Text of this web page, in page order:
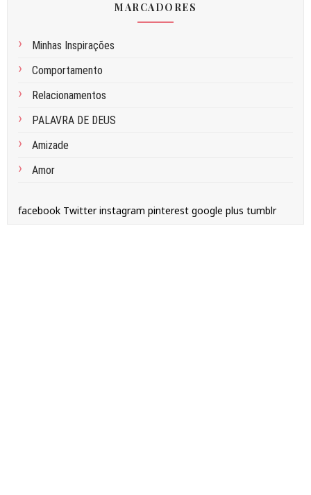
MARCADORES
Minhas Inspirações
Comportamento
Relacionamentos
PALAVRA DE DEUS
Amizade
Amor
facebook Twitter instagram pinterest google plus tumblr